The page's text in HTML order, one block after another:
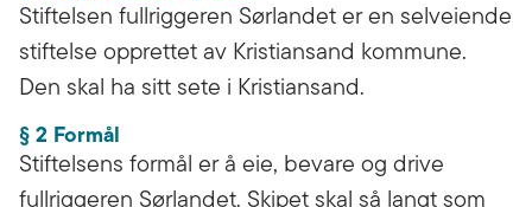
Stiftelsen fullriggeren Sørlandet er en selveiende
stiftelse opprettet av Kristiansand kommune.
Den skal ha sitt sete i Kristiansand.
§ 2 Formål
Stiftelsens formål er å eie, bevare og drive
fullriggeren Sørlandet. Skipet skal så langt som